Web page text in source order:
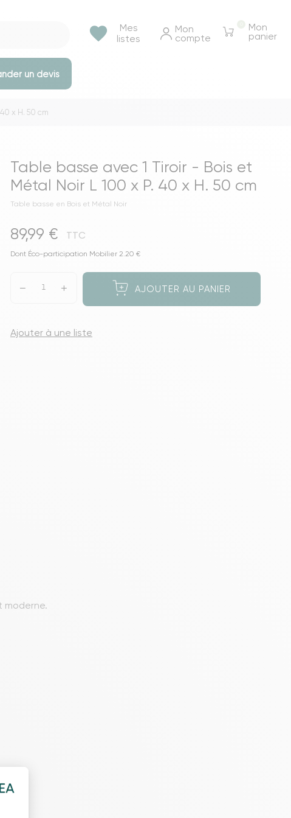
Mes
listes
favorite Mon
compte
Mon
panier
& Dressings
les meubles de rangements
Tables basse & appoints
Tables de chevet
un devis
x H. 50 cm
Table basse avec 1 Tiroir - Bois et
Métal Noir L 100 x P. 40 x H. 50 cm
Table basse en Bois et Métal Noir
89,99 € TTC
Dont Éco-participation Mobilier 2.20 €
AJOUTER AU PANIER
Ajouter à une liste
moderne.